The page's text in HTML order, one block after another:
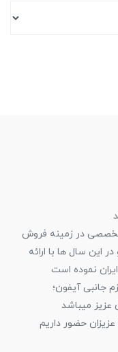
در زمینه فروش
۱۳۹۴ آغاز نموده و در این سال ها با ارائه
نموده است
جانبی آیفون؛
میباشد
حضور داریم